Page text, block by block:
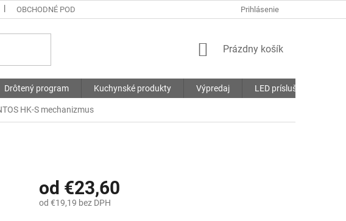
OBCHODNÉ PODMIENKY SÚBORY COOKIES
Prihlásenie
NÁKUPNÝ
Prázdny košík
Drôtený program Kuchynské produkty Výpredaj LED príslušenstvo
HK-S mechanizmus
od €23,60
od €19,19 bez DPH